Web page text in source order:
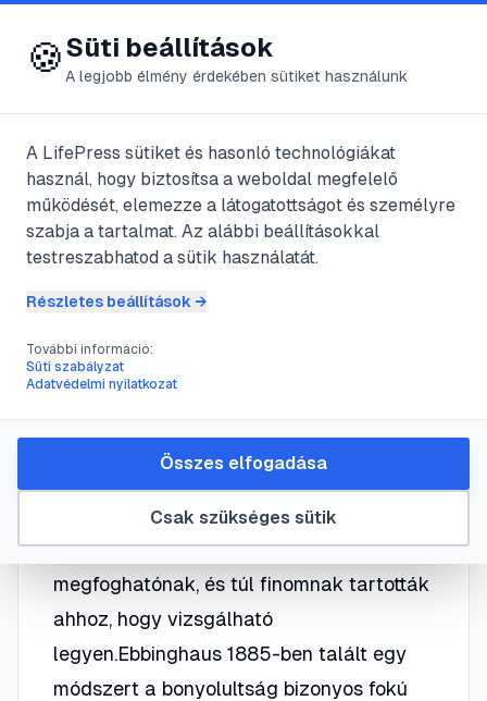
😍 LifePress
@weyer
2025. január 22. · 3perc olvasás
Verbális tanulás
feltételezték, hogy a tanulás nem
természetesen tudták, hogy létezik
tanulás, de a folyamatot nehezen
megfoghatónak, és túl finomnak tartották
ahhoz, hogy vizsgálható
legyen.Ebbinghaus 1885-ben talált egy
módszert a bonyolultság bizonyos fokú
🍪Süti beállítások
A legjobb élmény érdekében sütiket használunk
A LifePress sütiket és hasonló technológiákat
használ, hogy biztosítsa a weboldal megfelelő
működését, elemezze a látogatottságot és személyre
szabja a tartalmat. Az alábbi beállításokkal
testreszabhatod a sütik használatát.
Részletes beállítások →
További információ:
Süti szabályzat
Adatvédelmi nyilatkozat
Csak szükséges sütik
Összes elfogadása